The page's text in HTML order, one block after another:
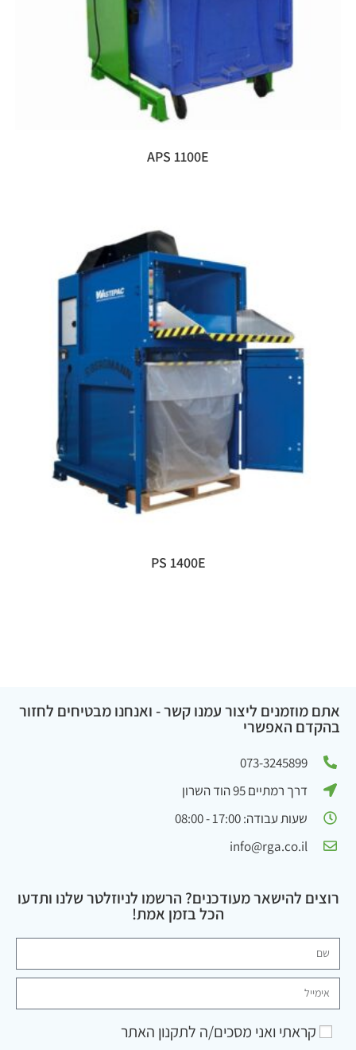
APS 1100E
PS 1400E
אתם מוזמנים ליצור עמנו קשר - ואנחנו מבטיחים לחזור
בהקדם האפשרי
073-3245899
דרך רמתיים 95 הוד השרון
שעות עבודה: 17:00 - 08:00
info@rga.co.il
רוצים להישאר מעודכנים? הרשמו לניוזלטר שלנו ותדעו
הכל בזמן אמת!
קראתי ואני מסכים/ה לתקנון האתר